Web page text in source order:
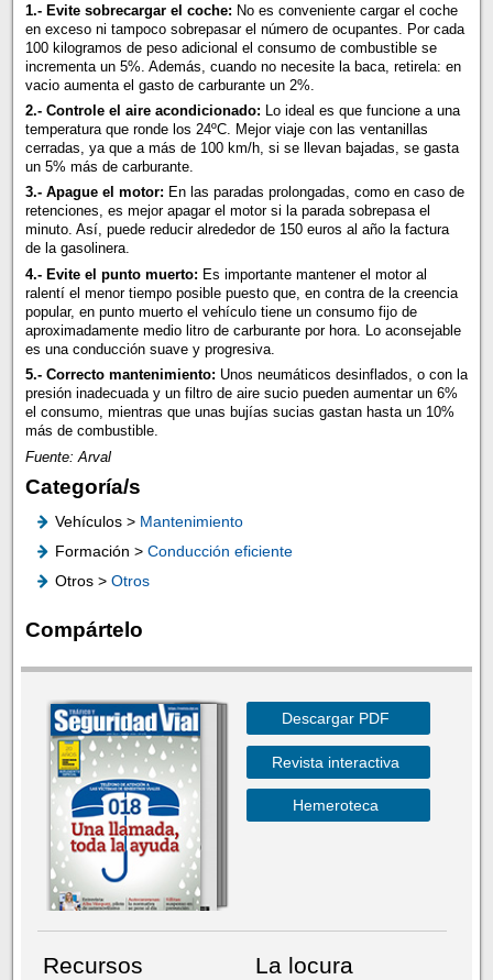
1.- Evite sobrecargar el coche: No es conveniente cargar el coche
en exceso ni tampoco sobrepasar el número de ocupantes. Por cada
100 kilogramos de peso adicional el consumo de combustible se
incrementa un 5%. Además, cuando no necesite la baca, retirela: en
vacio aumenta el gasto de carburante un 2%.
2.- Controle el aire acondicionado: Lo ideal es que funcione a una
temperatura que ronde los 24ºC. Mejor viaje con las ventanillas
cerradas, ya que a más de 100 km/h, si se llevan bajadas, se gasta
un 5% más de carburante.
3.- Apague el motor: En las paradas prolongadas, como en caso de
retenciones, es mejor apagar el motor si la parada sobrepasa el
minuto. Así, puede reducir alrededor de 150 euros al año la factura
de la gasolinera.
4.- Evite el punto muerto: Es importante mantener el motor al
ralentí el menor tiempo posible puesto que, en contra de la creencia
popular, en punto muerto el vehículo tiene un consumo fijo de
aproximadamente medio litro de carburante por hora. Lo aconsejable
es una conducción suave y progresiva.
5.- Correcto mantenimiento: Unos neumáticos desinflados, o con la
presión inadecuada y un filtro de aire sucio pueden aumentar un 6%
el consumo, mientras que unas bujías sucias gastan hasta un 10%
más de combustible.
Fuente: Arval
Categoría/s
Vehículos > Mantenimiento
Formación > Conducción eficiente
Otros > Otros
Compártelo
Descargar PDF
Revista interactiva
Hemeroteca
Recursos
La locura